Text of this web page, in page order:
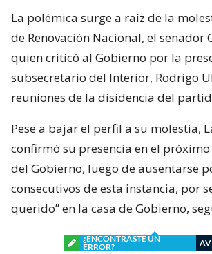
La polémica surge a raíz de la
de Renovación Nacional, el senador
quien criticó al Gobierno por la
subsecretario del Interior, Rodrigo
reuniones de la disidencia del
Pese a bajar el perfil a su molestia,
confirmó su presencia en el
del Gobierno, luego de ausentarse
consecutivos de esta instancia, por
querido” en la casa de Gobierno,
¿ENCONTRASTE UN
ERROR?